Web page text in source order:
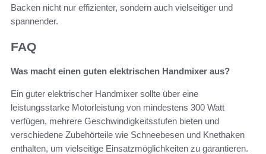
Backen nicht nur effizienter, sondern auch vielseitiger und
spannender.
FAQ
Was macht einen guten elektrischen Handmixer aus?
Ein guter elektrischer Handmixer sollte über eine
leistungsstarke Motorleistung von mindestens 300 Watt
verfügen, mehrere Geschwindigkeitsstufen bieten und
verschiedene Zubehörteile wie Schneebesen und Knethaken
enthalten, um vielseitige Einsatzmöglichkeiten zu garantieren.